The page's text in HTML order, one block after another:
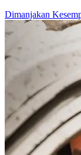
Dimanjakan